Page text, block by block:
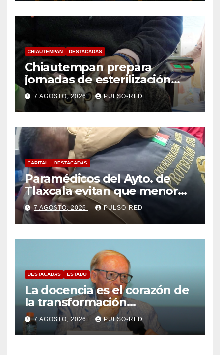
CHIAUTEMPAN DESTACADAS
Chiautempan prepara
jornadas de esterilización
para perros y gatos
7 AGOSTO, 2026 PULSO-RED
CAPITAL DESTACADAS
Paramédicos del Ayto. de
Tlaxcala evitan que menor
sufra complicaciones por
hipotermia tras caer en una
cisterna
7 AGOSTO, 2026 PULSO-RED
DESTACADAS ESTADO
La docencia es el corazón de
la transformación
universitaria: Rector de la
UATx
7 AGOSTO, 2026 PULSO-RED